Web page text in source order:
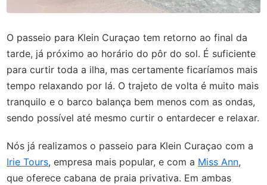
O passeio para Klein Curaçao tem retorno ao final da
tarde, já próximo ao horário do pôr do sol. É suficiente
para curtir toda a ilha, mas certamente ficaríamos mais
tempo relaxando por lá. O trajeto de volta é muito mais
tranquilo e o barco balança bem menos com as ondas,
sendo possível até mesmo curtir o entardecer e relaxar.
Nós já realizamos o passeio para Klein Curaçao com a
Irie Tours, empresa mais popular, e com a Miss Ann,
que oferece cabana de praia privativa. Em ambas